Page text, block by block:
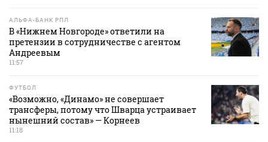
АЛЬФА-БАНК РПЛ
В «Нижнем Новгороде» ответили на
претензии в сотрудничестве с агентом
Андреевым
11:57
ФУТБОЛ
«Возможно, «Динамо» не совершает
трансферы, потому что Шварца устраивает
нынешний состав» — Корнеев
11:18